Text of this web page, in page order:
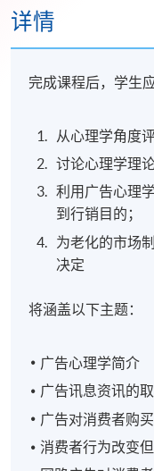
详情
完成课程后，学生
从心理学角度
讨论心理学理
利用广告心理
到行销目的；
为老化的市场
决定
将涵盖以下主题：
广告心理学简介
广告讯息资讯的
广告对消费者购
消费者行为改变